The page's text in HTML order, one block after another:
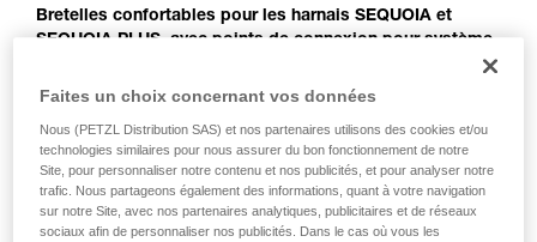
Bretelles confortables pour les harnais SEQUOIA et
SEQUOIA PLUS, avec points de connexion pour système
ou SEQUOIA PLUS. Matelassées, elles vous permettent de
reprendre la charge de la ceinture et de la répartir
confortablement sur les épaules. Modulables, elles se
transforment en mode torse SRS pour connecter votre
système d'ascension. Afin de s'adapter au mieux à votre
Faites un choix concernant vos données
Nous (PETZL Distribution SAS) et nos partenaires utilisons des cookies et/ou
technologies similaires pour nous assurer du bon fonctionnement de notre
Site, pour personnaliser notre contenu et nos publicités, et pour analyser notre
trafic. Nous partageons également des informations, quant à votre navigation
sur notre Site, avec nos partenaires analytiques, publicitaires et de réseaux
sociaux afin de personnaliser nos publicités. Dans le cas où vous les